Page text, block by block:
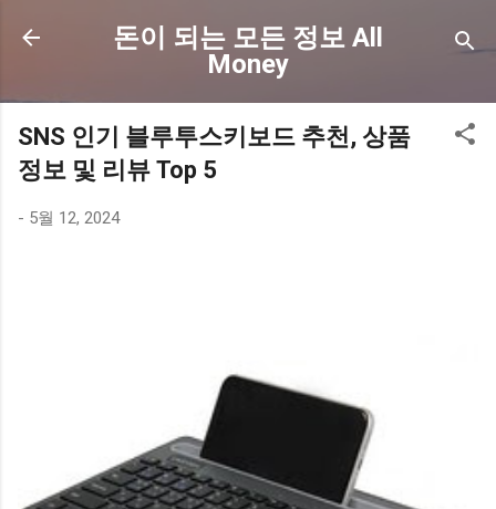
기본 콘텐츠로 건너뛰기
돈이 되는 모든 정보 All
Money
SNS 인기 블루투스키보드 추천, 상품
정보 및 리뷰 Top 5
- 5월 12, 2024